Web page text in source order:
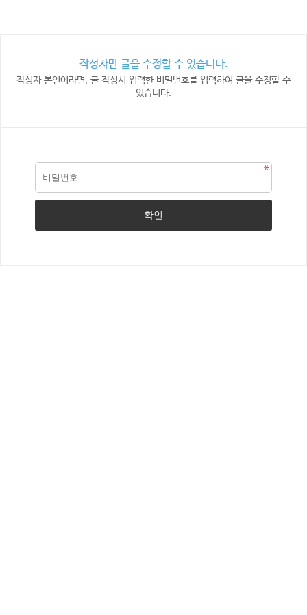
작성자만 글을 수정할 수 있습니다.
작성자 본인이라면, 글 작성시 입력한 비밀번호를 입력하여 글을 수정할 수
있습니다.